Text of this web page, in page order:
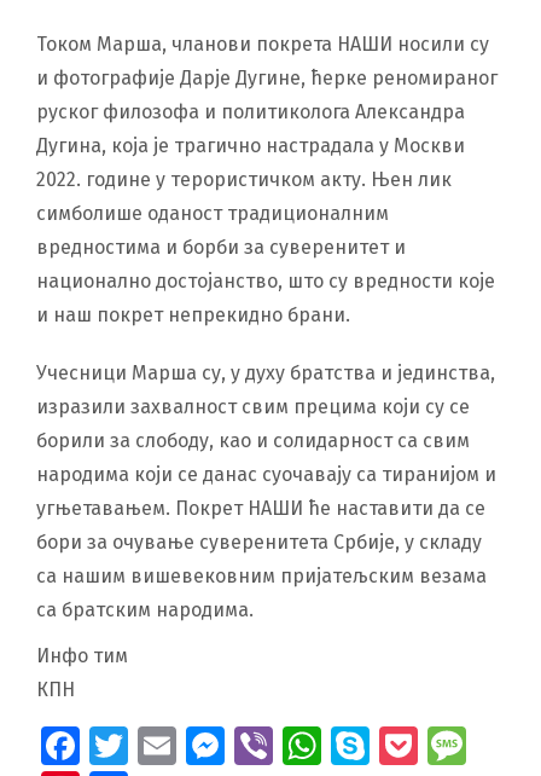
Током Марша, чланови покрета НАШИ носили су
и фотографије Дарје Дугине, ћерке реномираног
руског филозофа и политиколога Александра
Дугина, која је трагично настрадала у Москви
2022. године у терористичком акту. Њен лик
симболише оданост традиционалним
вредностима и борби за суверенитет и
национално достојанство, што су вредности које
и наш покрет непрекидно брани.
Учесници Марша су, у духу братства и јединства,
изразили захвалност свим прецима који су се
борили за слободу, као и солидарност са свим
народима који се данас суочавају са тиранијом и
угњетавањем. Покрет НАШИ ће наставити да се
бори за очување суверенитета Србије, у складу
са нашим вишевековним пријатељским везама
са братским народима.
Инфо тим
КПН
Facebook
Twitter
EmailMessenger
ViberWhatsApp
SkypePocket